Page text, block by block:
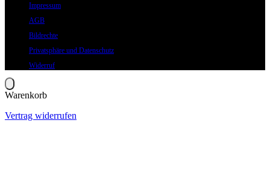
Impressum
AGB
Bildrechte
Privatsphäre und Datenschutz
Widerruf
Warenkorb
Vertrag widerrufen